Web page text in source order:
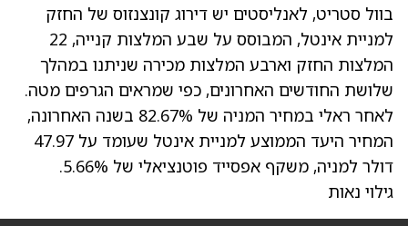
בוול סטריט, לאנליסטים יש דירוג קונצנזוס של החזק
למניית אינטל, המבוסס על שבע המלצות קנייה, 22
המלצות החזק וארבע המלצות מכירה שניתנו במהלך
שלושת החודשים האחרונים, כפי שמראים הגרפים מטה.
לאחר ראלי במחיר המניה
של 82.67% בשנה האחרונה,
המחיר היעד הממוצע למניית אינטל
שעומד על 47.97
דולר למניה, משקף אפסייד פוטנציאלי של 5.66%.
גילוי נאות